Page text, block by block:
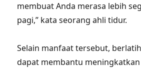
membuat Anda merasa lebih
pagi,” kata seorang ahli tidur.
Selain manfaat tersebut,
dapat membantu